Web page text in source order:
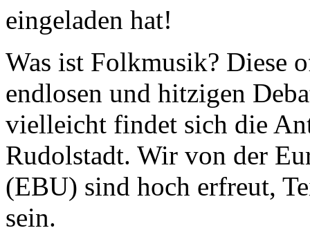
eingeladen hat!
Was ist Folkmusik? Diese
endlosen und hitzigen
vielleicht findet sich die
Rudolstadt. Wir von der
(EBU) sind hoch erfreut,
sein.